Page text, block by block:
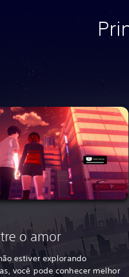
o amor
estiver explorando
você pode conhecer melhor